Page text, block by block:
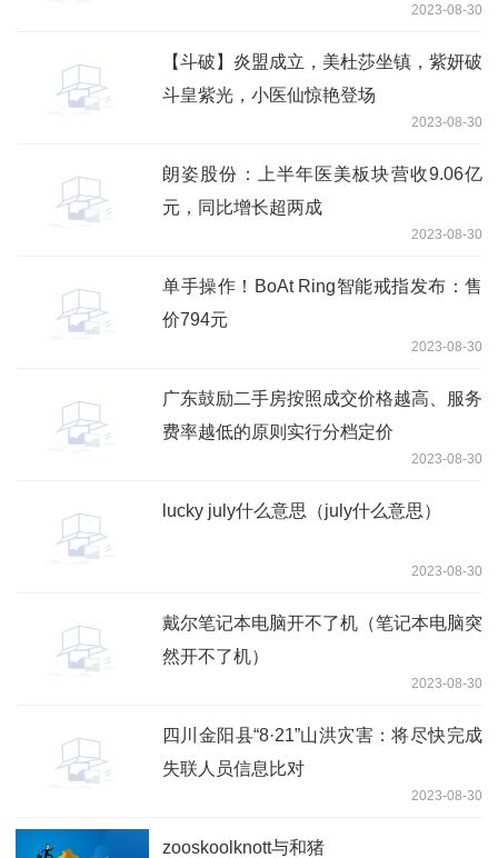
2023-08-30
【斗破】炎盟成立，美杜莎坐镇，紫妍破
斗皇紫光，小医仙惊艳登场
2023-08-30
朗姿股份：上半年医美板块营收9.06亿
元，同比增长超两成
2023-08-30
单手操作！BoAt Ring智能戒指发布：售
价794元
2023-08-30
广东鼓励二手房按照成交价格越高、服务
费率越低的原则实行分档定价
2023-08-30
lucky july什么意思（july什么意思）
2023-08-30
戴尔笔记本电脑开不了机（笔记本电脑突
然开不了机）
2023-08-30
四川金阳县“8·21”山洪灾害：将尽快完成
失联人员信息比对
2023-08-30
zooskoolknott与和猪